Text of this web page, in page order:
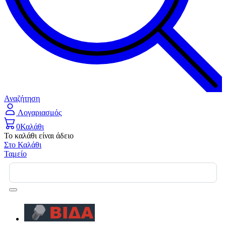
Αναζήτηση
Λογαριασμός
0Καλάθι
Το καλάθι είναι άδειο
Στο Καλάθι
Ταμείο